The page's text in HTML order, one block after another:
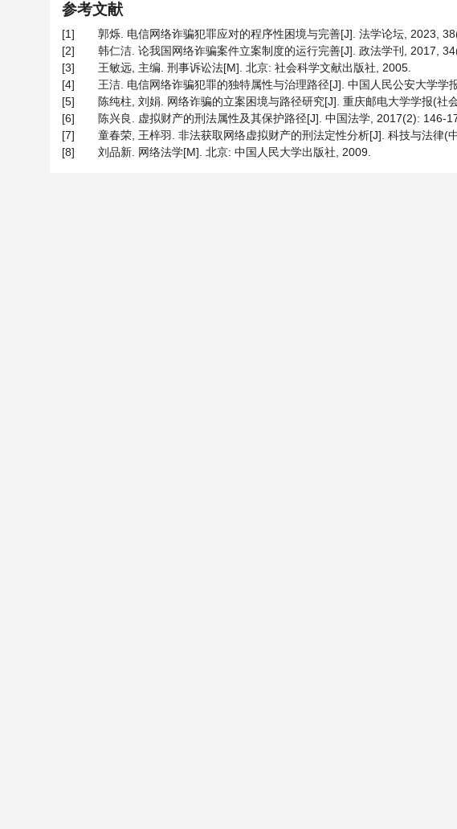
参考文献
[1]
郭烁. 电信网络诈骗犯罪应对的程序性困境与完善[J]. 法学论坛, 2023,
[2]
韩仁洁. 论我国网络诈骗案件立案制度的运行完善[J]. 政法学刊, 2017,
[3]
王敏远, 主编. 刑事诉讼法[M]. 北京: 社会科学文献出版社, 2005.
[4]
王洁. 电信网络诈骗犯罪的独特属性与治理路径[J]. 中国人民公安大学学
[5]
陈纯柱, 刘娟. 网络诈骗的立案困境与路径研究[J]. 重庆邮电大学学报(社
[6]
陈兴良. 虚拟财产的刑法属性及其保护路径[J]. 中国法学, 2017(2): 146-
[7]
童春荣, 王梓羽. 非法获取网络虚拟财产的刑法定性分析[J]. 科技与法律(
[8]
刘品新. 网络法学[M]. 北京: 中国人民大学出版社, 2009.